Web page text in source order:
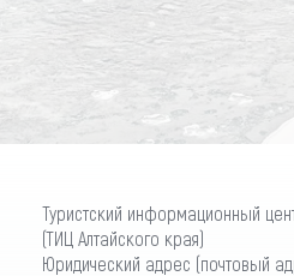
Туристский информационный
(ТИЦ Алтайского края)
Юридический адрес (почтовый